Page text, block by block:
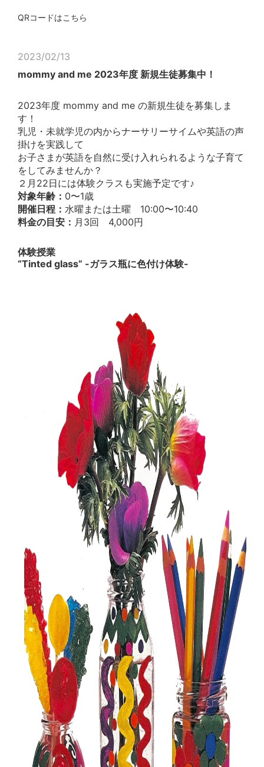
QRコードはこちら
2023/02/13
mommy and me 2023年度 新規生徒募集中！
2023年度 mommy and me の新規生徒を募集しま
す！
乳児・未就学児の内からナーサリーサイムや英語の声
掛けを実践して
お子さまが英語を自然に受け入れられるような子育て
をしてみませんか？
２月22日には体験クラスも実施予定です♪
対象年齢： 0〜1歳
開催日程： 水曜または土曜 10:00〜10:40
料金の目安： 月3回 4,000円
体験授業
“Tinted glass” -ガラス瓶に色付け体験-